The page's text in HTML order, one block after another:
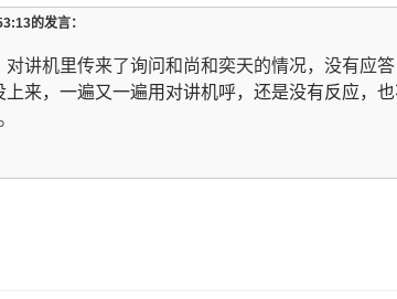
的发言：
讲机里传来了询问和尚和奕天的情况，没有应
来，一遍又一遍用对讲机呼，还是没有反应，